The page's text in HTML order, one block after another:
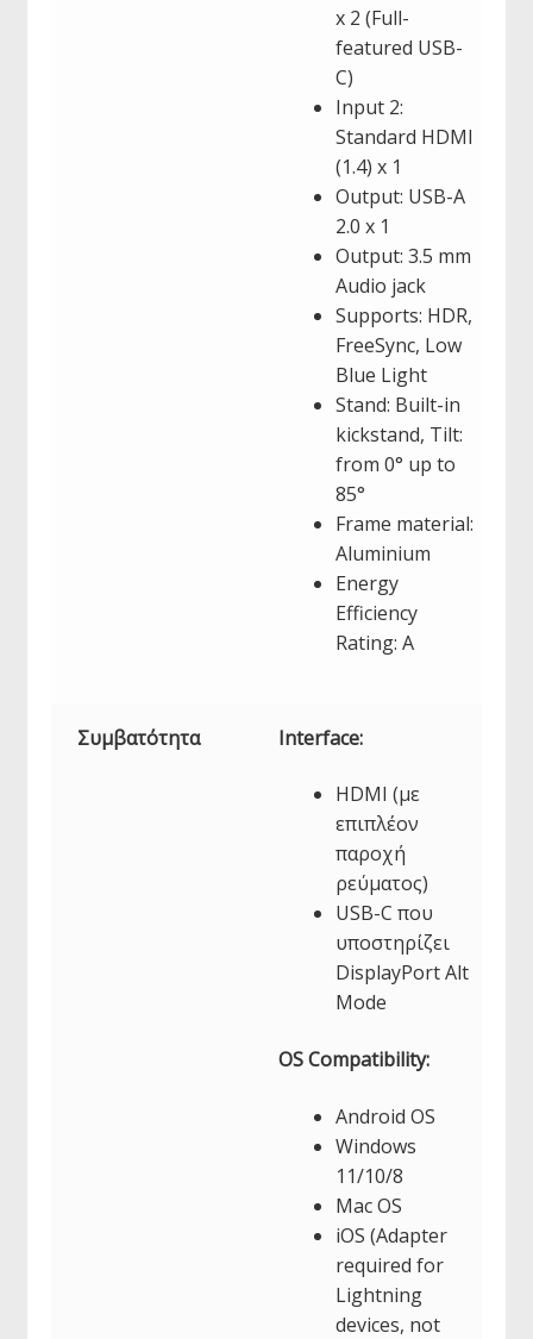
x 2 (Full-
featured USB-
C)
Input 2:
Standard HDMI
(1.4) x 1
Output: USB-A
2.0 x 1
Output: 3.5 mm
Audio jack
Supports: HDR,
FreeSync, Low
Blue Light
Stand: Built-in
kickstand, Tilt:
from 0° up to
85°
Frame material:
Aluminium
Energy
Efficiency
Rating: A
Συμβατότητα Interface:
HDMI (με
επιπλέον
παροχή
ρεύματος)
USB-C που
υποστηρίζει
DisplayPort Alt
Mode
OS Compatibility:
Android OS
Windows
11/10/8
Mac OS
iOS (Adapter
required for
Lightning
devices, not